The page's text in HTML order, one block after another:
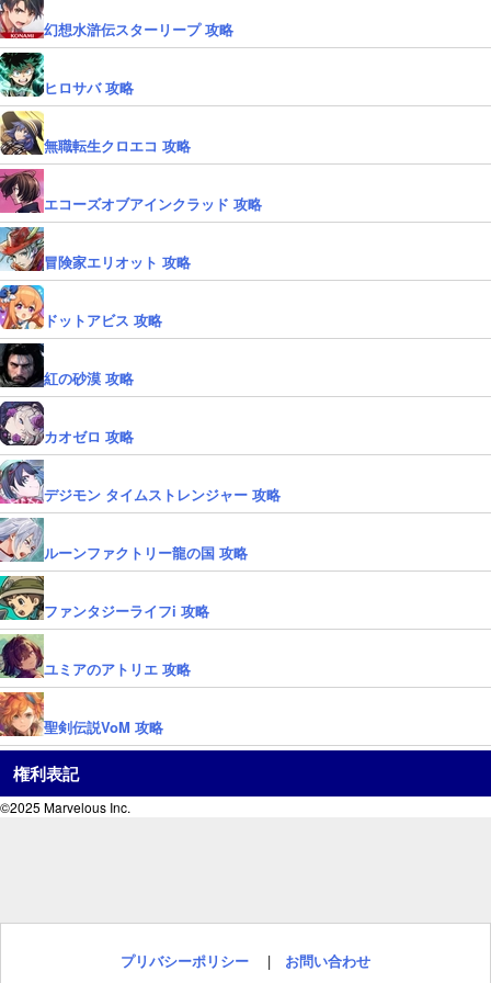
幻想水滸伝スターリープ 攻略
ヒロサバ 攻略
無職転生クロエコ 攻略
エコーズオブアインクラッド 攻略
冒険家エリオット 攻略
ドットアビス 攻略
紅の砂漠 攻略
カオゼロ 攻略
デジモン タイムストレンジャー 攻略
ルーンファクトリー龍の国 攻略
ファンタジーライフi 攻略
ユミアのアトリエ 攻略
聖剣伝説VoM 攻略
権利表記
©2025 Marvelous Inc.
プリバシーポリシー | お問い合わせ